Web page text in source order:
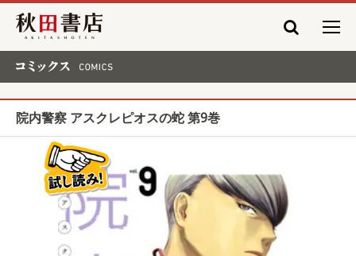
秋田書店
院内警察 アスクレピオスの蛇 第9巻